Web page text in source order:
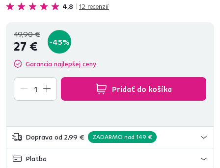
4,8 12 recenzií
možností na varenie, grilovanie a vyprážanie. Príprava pokrm...
49,90 €
27 € -45%
Garancia najlepšej ceny
Pridať do košíka
Doprava od 2,99 € ZADARMO nad 149 €
Platba